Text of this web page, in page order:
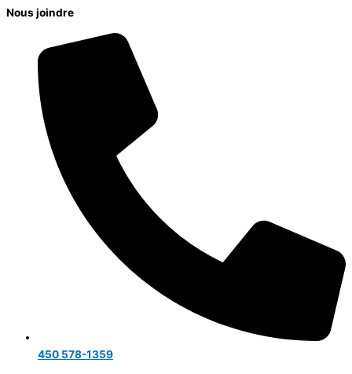
Nous joindre
450 578-1359